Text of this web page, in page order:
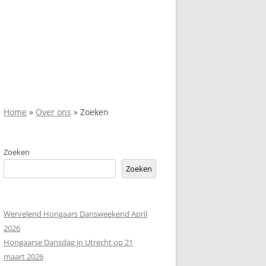
Home » Over ons » Zoeken
Zoeken
Zoeken
Wervelend Hongaars Dansweekend April
2026
Hongaarse Dansdag in Utrecht op 21
maart 2026